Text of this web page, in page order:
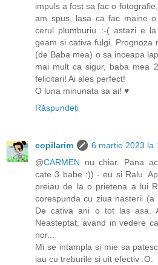
impuls a fost sa fac o
am spus, lasa ca fac maine
cerul plumburiu :-( astazi e
geam si cativa fulgi. Prognoza
(de Baba mea) o sa inceapa
mai mult ca sigur, baba mea
felicitari! Ai ales perfect!
O luna minunata sa ai! ♥
Răspundeți
copilarim
6 martie 2023 la
@CARMEN nu chiar. Pana
cate 3 babe :)) - eu si Ralu.
preiau de la o prietena a lui
corespunda cu ziua nasterii (a
De cativa ani o tot las asa.
Neasteptat, avand in vedere
nor...
Mi se intampla si mie sa
iau cu treburile si uit efectiv :O.